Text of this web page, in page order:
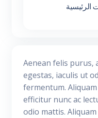
الرئيسية
Aenean felis purus,
egestas, iaculis ut
fermentum.
efficitur nunc ac
odio mattis.